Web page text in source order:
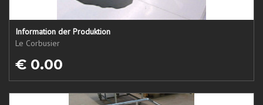
Information der Produktion
Le Corbusier
€ 0.00